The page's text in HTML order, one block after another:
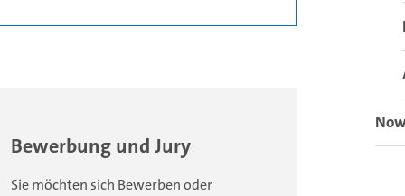
Bewerbung und Jury
Sie möchten sich Bewerben oder